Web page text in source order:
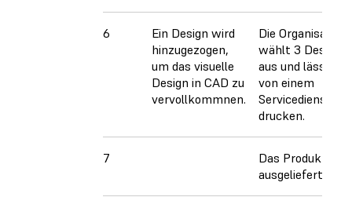
6
Ein Design wird
hinzugezogen,
um das visuelle
Design in CAD zu
vervollkommnen.
Die Organisation
wählt 3 Designs
aus und lässt sie
von einem
drucken.
7
Das Produkt
ausgeliefert*.